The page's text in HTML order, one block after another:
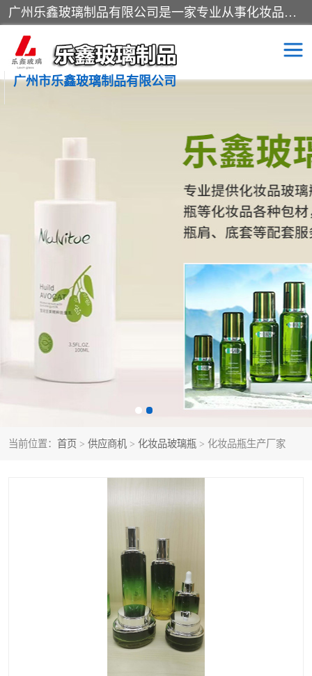
广州乐鑫玻璃制品有限公司是一家专业从事化妆品瓶子、化妆品玻璃瓶子、膏霜瓶、化妆品玻璃瓶等产品的集开发研制、生产、销售于一体的实业型玻璃制品生产企业。产品从设计、开模、试样、生产、蒙砂、抛光、喷涂、高低温单色及多色印刷，烫金（银）到交货实现一条龙服务。
广州市乐鑫玻璃制品有限公司
当前位置： 首页 > 供应商机 > 化妆品玻璃瓶 > 化妆品瓶生产厂家
化妆品包装瓶 香水包装瓶
化妆品玻璃瓶
玻璃瓶
拉管瓶